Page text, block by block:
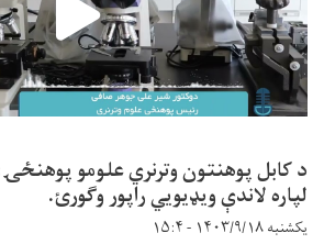
د کابل پوهنتون وترنري علومو پوهنځۍ:
لپاره لاندې ویډیويي راپور وګورئ.
یکشنبه ۱۴۰۳/۹/۱۸ - ۱۵:۴